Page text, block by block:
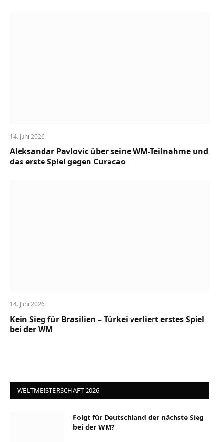
14. Juni 2026
Aleksandar Pavlovic über seine WM-Teilnahme und
das erste Spiel gegen Curacao
14. Juni 2026
Kein Sieg für Brasilien – Türkei verliert erstes Spiel
bei der WM
WELTMEISTERSCHAFT 2026
Folgt für Deutschland der nächste Sieg
bei der WM?